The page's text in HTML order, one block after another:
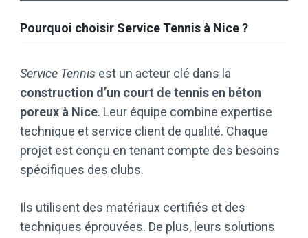
Pourquoi choisir Service Tennis à Nice ?
Service Tennis est un acteur clé dans la
construction d’un court de tennis en béton
poreux à Nice. Leur équipe combine expertise
technique et service client de qualité. Chaque
projet est conçu en tenant compte des besoins
spécifiques des clubs.
Ils utilisent des matériaux certifiés et des
techniques éprouvées. De plus, leurs solutions